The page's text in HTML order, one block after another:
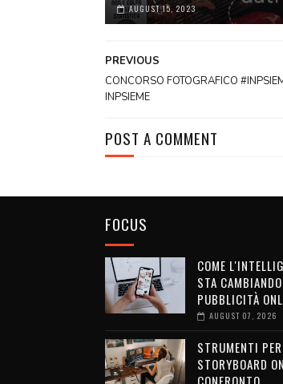
AUGUST 15, 2023
PREVIOUS
CONCORSO FOTOGRAFICO
INPSIEME
POST A COMMENT
FOCUS
COME
STA
PUBBLICITÀ
AUGUST 07, 2026
STRUMENTI
STORYBOARD